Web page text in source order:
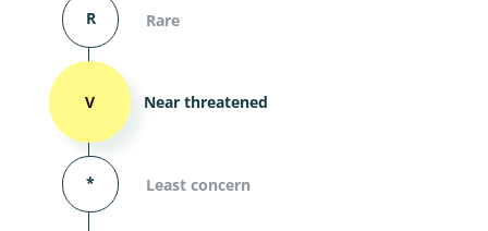
R Rare
V Near threatened
* Least concern